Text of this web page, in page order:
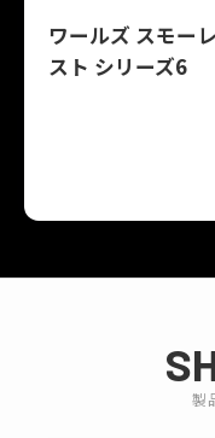
ワールズ スモーレ
スト シリーズ6
製